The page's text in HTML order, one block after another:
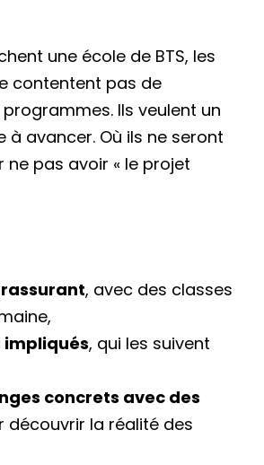
une école de BTS, les
contentent pas de
Ils veulent un
à avancer. Où ils ne seront
ne pas avoir « le projet
, avec des classes
impliqués, qui les suivent
concrets avec des
découvrir la réalité des